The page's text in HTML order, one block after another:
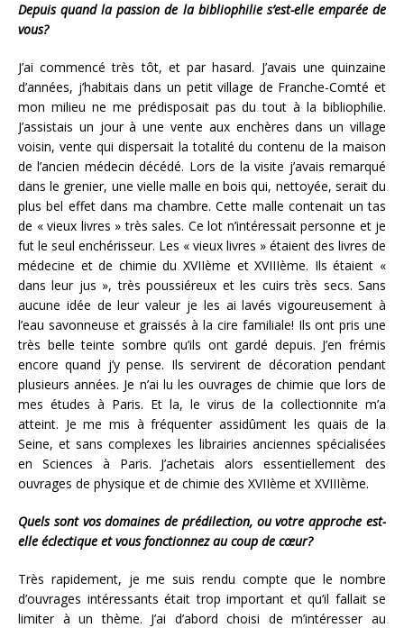
Depuis quand la passion de la bibliophilie s’est-elle emparée de
vous?
J’ai commencé très tôt, et par hasard. J’avais une quinzaine
d’années, j’habitais dans un petit village de Franche-Comté et
mon milieu ne me prédisposait pas du tout à la bibliophilie.
J’assistais un jour à une vente aux enchères dans un village
voisin, vente qui dispersait la totalité du contenu de la maison
de l’ancien médecin décédé. Lors de la visite j’avais remarqué
dans le grenier, une vielle malle en bois qui, nettoyée, serait du
plus bel effet dans ma chambre. Cette malle contenait un tas
de « vieux livres » très sales. Ce lot n’intéressait personne et je
fut le seul enchérisseur. Les « vieux livres » étaient des livres de
médecine et de chimie du XVIIème et XVIIIème. Ils étaient «
dans leur jus », très poussiéreux et les cuirs très secs. Sans
aucune idée de leur valeur je les ai lavés vigoureusement à
l’eau savonneuse et graissés à la cire familiale! Ils ont pris une
très belle teinte sombre qu’ils ont gardé depuis. J’en frémis
encore quand j’y pense. Ils servirent de décoration pendant
plusieurs années. Je n’ai lu les ouvrages de chimie que lors de
mes études à Paris. Et la, le virus de la collectionnite m’a
atteint. Je me mis à fréquenter assidûment les quais de la
Seine, et sans complexes les librairies anciennes spécialisées
en Sciences à Paris. J’achetais alors essentiellement des
ouvrages de physique et de chimie des XVIIème et XVIIIème.
Quels sont vos domaines de prédilection, ou votre approche est-
elle éclectique et vous fonctionnez au coup de cœur?
Très rapidement, je me suis rendu compte que le nombre
d’ouvrages intéressants était trop important et qu’il fallait se
limiter à un thème. J’ai d’abord choisi de m’intéresser au